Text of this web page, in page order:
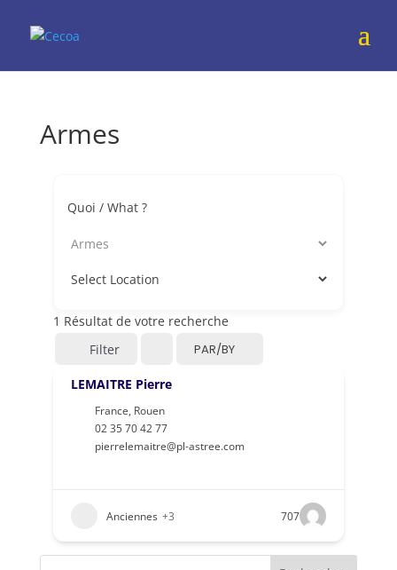
Armes
Quoi / What ?
1 Résultat de votre recherche
Filter
PAR/BY
LEMAITRE Pierre
France, Rouen
02 35 70 42 77
pierrelemaitre@pl-astree.com
Anciennes +3 707